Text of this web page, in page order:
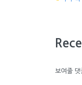
보여줄 댓